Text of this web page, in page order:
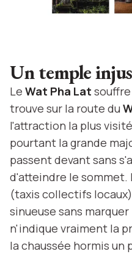
Un temple
Le Wat Pha Lat
trouve sur la route du
l'attraction la plus
pourtant la grande
passent devant sans
d'atteindre le sommet.
(taxis collectifs
sinueuse sans
n'indique vraiment la
la chaussée hormis un